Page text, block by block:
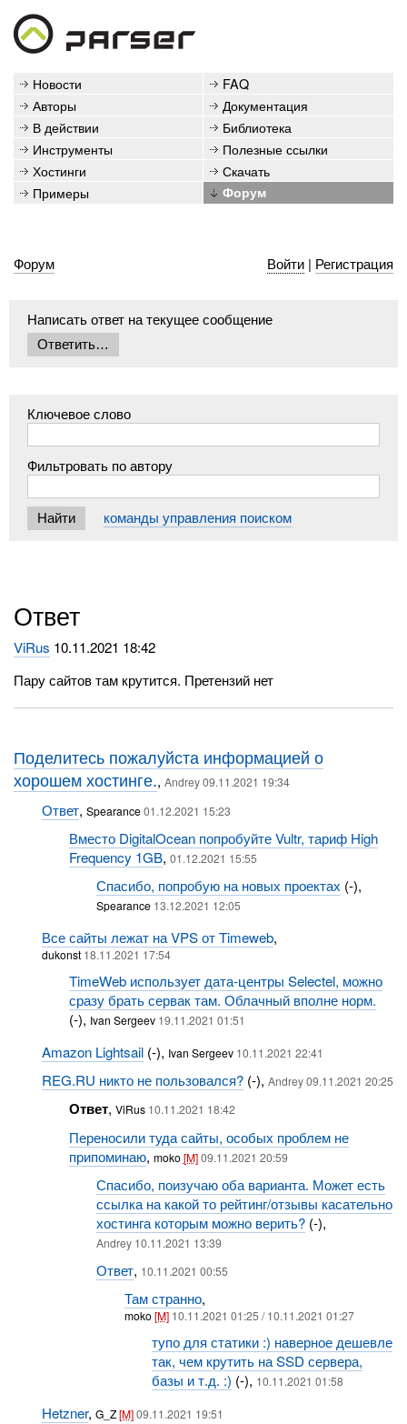
Новости
FAQ
Авторы
Документация
В действии
Библиотека
Инструменты
Полезные ссылки
Хостинги
Скачать
Примеры
Форум
Форум Войти| Регистрация
Написать ответ на текущее сообщение
Ключевое слово
Фильтровать по автору
команды управления поиском
Ответ
ViRus 10.11.2021 18:42
Пару сайтов там крутится. Претензий нет
Поделитесь пожалуйста информацией о
хорошем хостинге.,Andrey 09.11.2021 19:34
Ответ, Spearance01.12.2021 15:23
Вместо DigitalOcean попробуйте Vultr, тариф High
Frequency 1GB, 01.12.2021 15:55
Спасибо, попробую на новых проектах (-),
Spearance 13.12.2021 12:05
Все сайты лежат на VPS от Timeweb,
dukonst 18.11.2021 17:54
TimeWeb использует дата-центры Selectel, можно
сразу брать сервак там. Облачный вполне норм.
(-), Ivan Sergeev 19.11.2021 01:51
Amazon Lightsail(-), Ivan Sergeev 10.11.2021 22:41
REG.RU никто не пользовался?(-), Andrey 09.11.2021 20:25
Ответ, ViRus 10.11.2021 18:42
Переносили туда сайты, особых проблем не
припоминаю, moko[M]09.11.2021 20:59
Спасибо, поизучаю оба варианта. Может есть
ссылка на какой то рейтинг/отзывы касательно
хостинга которым можно верить? (-),
Andrey 10.11.2021 13:39
Ответ, 10.11.2021 00:55
Там странно,
moko[M] 10.11.2021 01:25 / 10.11.2021 01:27
тупо для статики :) наверное дешевле
так, чем крутить на SSD сервера,
базы и т.д. :) (-), 10.11.2021 01:58
Hetzner, G_Z[M] 09.11.2021 19:51